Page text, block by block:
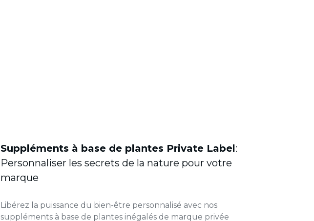
Suppléments à base de plantes Private Label:
Personnaliser les secrets de la nature pour votre
marque
Libérez la puissance du bien-être personnalisé avec nos
suppléments à base de plantes inégalés de marque privée